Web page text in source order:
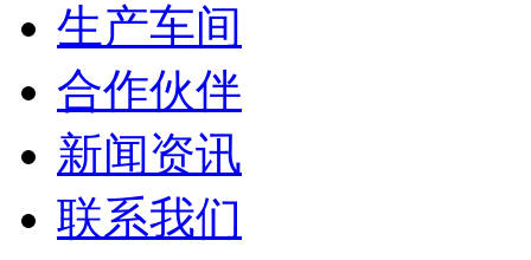
生产车间
合作伙伴
新闻资讯
联系我们